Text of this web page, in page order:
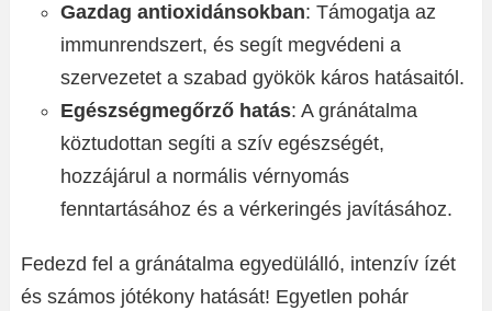
Gazdag antioxidánsokban: Támogatja az
immunrendszert, és segít megvédeni a
szervezetet a szabad gyökök káros hatásaitól.
Egészségmegőrző hatás: A gránátalma
köztudottan segíti a szív egészségét,
hozzájárul a normális vérnyomás
fenntartásához és a vérkeringés javításához.
Fedezd fel a gránátalma egyedülálló, intenzív ízét
és számos jótékony hatását! Egyetlen pohár